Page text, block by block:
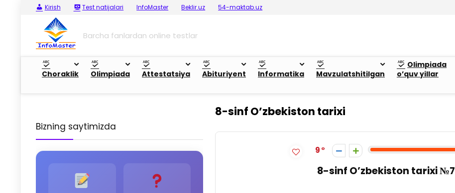
Kirish Test natijalari InfoMaster Beklir.uz 54-maktab.uz
Barcha fanlardan online testlar
Choraklik Olimpiada Attestatsiya Abituriyent Informatika Mavzulatshitilgan
Olimpiada
o’quv yillar
8-sinf O’zbekiston tarixi
9
8-sinf O’zbekiston tarixi №7
Bizning saytimizda